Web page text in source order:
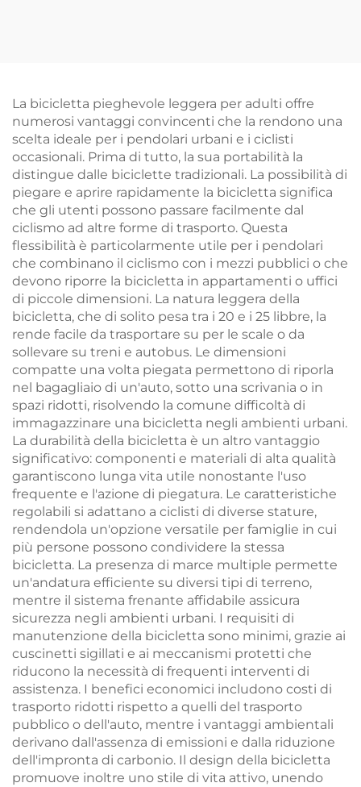
ordinario
bambini
La bicicletta pieghevole leggera per adulti offre
numerosi vantaggi convincenti che la rendono una
scelta ideale per i pendolari urbani e i ciclisti
occasionali. Prima di tutto, la sua portabilità la
distingue dalle biciclette tradizionali. La possibilità di
piegare e aprire rapidamente la bicicletta significa
che gli utenti possono passare facilmente dal
ciclismo ad altre forme di trasporto. Questa
flessibilità è particolarmente utile per i pendolari
che combinano il ciclismo con i mezzi pubblici o che
devono riporre la bicicletta in appartamenti o uffici
di piccole dimensioni. La natura leggera della
bicicletta, che di solito pesa tra i 20 e i 25 libbre, la
rende facile da trasportare su per le scale o da
sollevare su treni e autobus. Le dimensioni
compatte una volta piegata permettono di riporla
nel bagagliaio di un'auto, sotto una scrivania o in
spazi ridotti, risolvendo la comune difficoltà di
immagazzinare una bicicletta negli ambienti urbani.
La durabilità della bicicletta è un altro vantaggio
significativo: componenti e materiali di alta qualità
garantiscono lunga vita utile nonostante l'uso
frequente e l'azione di piegatura. Le caratteristiche
regolabili si adattano a ciclisti di diverse stature,
rendendola un'opzione versatile per famiglie in cui
più persone possono condividere la stessa
bicicletta. La presenza di marce multiple permette
un'andatura efficiente su diversi tipi di terreno,
mentre il sistema frenante affidabile assicura
sicurezza negli ambienti urbani. I requisiti di
manutenzione della bicicletta sono minimi, grazie ai
cuscinetti sigillati e ai meccanismi protetti che
riducono la necessità di frequenti interventi di
assistenza. I benefici economici includono costi di
trasporto ridotti rispetto a quelli del trasporto
pubblico o dell'auto, mentre i vantaggi ambientali
derivano dall'assenza di emissioni e dalla riduzione
dell'impronta di carbonio. Il design della bicicletta
promuove inoltre uno stile di vita attivo, unendo